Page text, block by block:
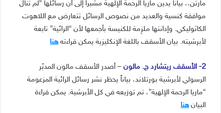
مارتن،، بياناً يدين ماريا الرحمة الإلهية مشيراً إلى أن رسائلها “لم تنال
موافقة كنسية والعديد من نصوص الرسائل تتعارض مع اللاهوت
الكاثوليكي. وإدانتها ملزِمة للكنيسة بأجمعها لأن “الرائية” تابعة
لأبرشيته. بيان الأسقف باللغة الإنكليزية يمكن قراءتههنا
2- الأسقف ريتشارد ج. مالون
– أصدر الأسقف مالون المدبّر
الرسولي لأبرشية بورتلاند، بياناً يحظر نشر رسائل الرائية المزعومة
“ماريا الرحمة الإلهية”، تم توزيعه في كل الأبرشية. يمكن قراءة
البيانهنا